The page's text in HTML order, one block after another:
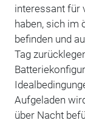
interessant für
haben, sich im
befinden und
Tag
Aufgeladen
über Nacht